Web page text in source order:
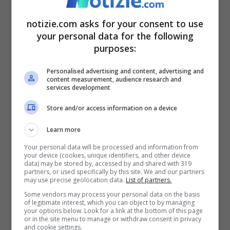
di plagio
Non ho capito: fermate il gioco
pic.twitter.com/AreVqfzlZE
— AMICI NEWS (@amicii_news)
February 9, 2022
In realtà non ci sono delle prove concrete
visto che ha pubblicato delle ‘stories’ dal
suo profilo ufficiale Instagram scrivendo
notizie.com asks for your consent to use
your personal data for the following
purposes:
Personalised advertising and content, advertising and
content measurement, audience research and
services development
Store and/or access information on a device
Learn more
Your personal data will be processed and information from
your device (cookies, unique identifiers, and other device
data) may be stored by, accessed by and shared with 319
partners, or used specifically by this site. We and our partners
may use precise geolocation data. List of partners.
Some vendors may process your personal data on the basis
of legitimate interest, which you can object to by managing
your options below. Look for a link at the bottom of this page
or in the site menu to manage or withdraw consent in privacy
and cookie settings.